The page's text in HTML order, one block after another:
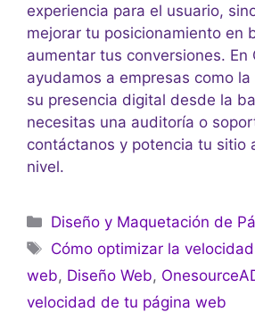
experiencia para el usuario,
mejorar tu posicionamiento en
aumentar tus conversiones. En
ayudamos a empresas como
su presencia digital desde la
necesitas una auditoría o
contáctanos y potencia tu sitio
nivel.
Diseño y Maquetación de
Cómo optimizar la
web, Diseño Web,
velocidad de tu página web